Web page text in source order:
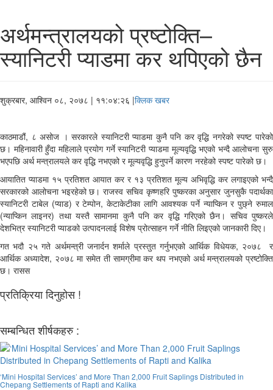
अर्थमन्त्रालयको प्रष्टोक्ति–
स्यानिटरी प्याडमा कर थपिएको छैन
शुक्रबार, आश्विन ०८, २०७८ | ११:०४:२६ |क्लिक खबर
काठमाडौं, ८ असोज । सरकारले स्यानिटरी प्याडमा कुनै पनि कर वृद्धि नगरेको स्पष्ट पारेको
छ। महिनावारी हुँदा महिलाले प्रयोग गर्ने स्यानिटरी प्याडमा मूल्यवृद्धि भएको भन्दै आलोचना सुरु
भएपछि अर्थ मन्त्रालयले कर वृद्धि नभएको र मूल्यवृद्धि हुनुपर्ने कारण नरहेको स्पष्ट पारेको छ।
आयातित प्याडमा १५ प्रतिशत आयात कर र १३ प्रतिशत मूल्य अभिवृद्धि कर लगाइएको भन्दै
सरकारको आलोचना भइरहेको छ। राजस्व सचिव कृष्णहरि पुष्करका अनुसार जुनसुकै पदार्थका
स्यानिटरी टाबेल (प्याड) र टेम्पोन, केटाकेटीका लागि आवश्यक पर्ने न्याप्किन र पुछ्ने रुमाल
(न्याप्किन लाइनर) तथा यस्तै सामानमा कुनै पनि कर वृद्धि गरिएको छैन। सचिव पुष्करले
देशभित्र स्यानिटरी प्याडको उत्पादनलाई विशेष प्रोत्साहन गर्ने नीति लिइएको जानकारी दिए।
गत भदौ २५ गते अर्थमन्त्री जनार्दन शर्माले प्रस्तुत गर्नुभएको आर्थिक विधेयक, २०७८ र
आर्थिक अध्यादेश, २०७८ मा समेत ती सामग्रीमा कर थप नभएको अर्थ मन्त्रालयको प्रष्टोक्ति
छ। रासस
प्रतिक्रिया दिनुहोस !
सम्बन्धित शीर्षकहरु :
‘Mini Hospital Services’ and More Than 2,000 Fruit Saplings Distributed in
Chepang Settlements of Rapti and Kalika